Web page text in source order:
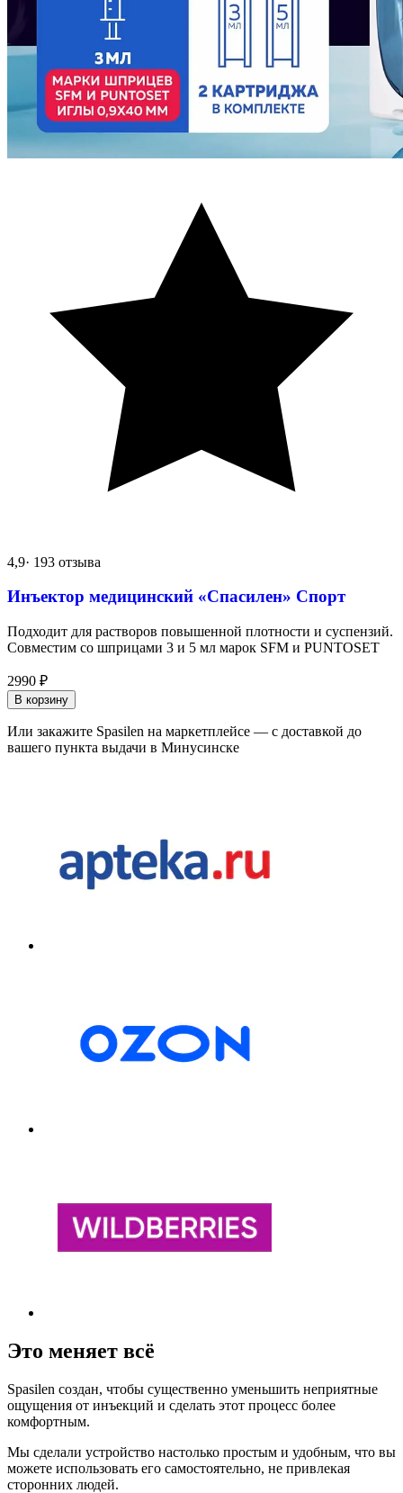
4,9· 193 отзыва
Инъектор медицинский «Спасилен» Спорт
Подходит для растворов повышенной плотности и суспензий.
Совместим со шприцами 3 и 5 мл марок SFM и PUNTOSET
2990 ₽
В корзину
Или закажите Spasilen на маркетплейсе — с доставкой до
вашего пункта выдачи в Минусинске
Это меняет всё
Spasilen создан, чтобы существенно уменьшить неприятные
ощущения от инъекций и сделать этот процесс более
комфортным.
Мы сделали устройство настолько простым и удобным, что вы
можете использовать его самостоятельно, не привлекая
сторонних людей.